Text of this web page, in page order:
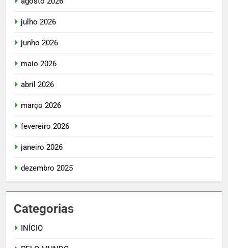
julho 2026
junho 2026
maio 2026
abril 2026
março 2026
fevereiro 2026
janeiro 2026
dezembro 2025
Categorias
INÍCIO